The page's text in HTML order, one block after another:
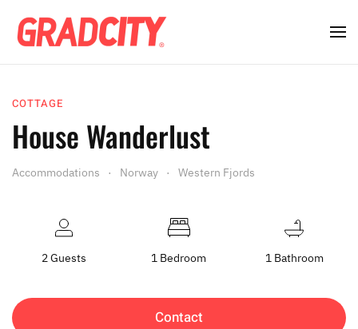
COTTAGE
House Wanderlust
Accommodations Norway Western Fjords
2 Guests 1 Bedroom 1 Bathroom
Contact